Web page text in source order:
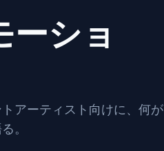
ショ
アーティスト向けに、何が
。